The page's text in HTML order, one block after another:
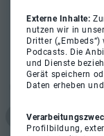
Externe Inhalte:
nutzen wir in
Dritter
Podcasts. Die
und Dienste
Gerät speichern
Daten erheben
Profilbildung,